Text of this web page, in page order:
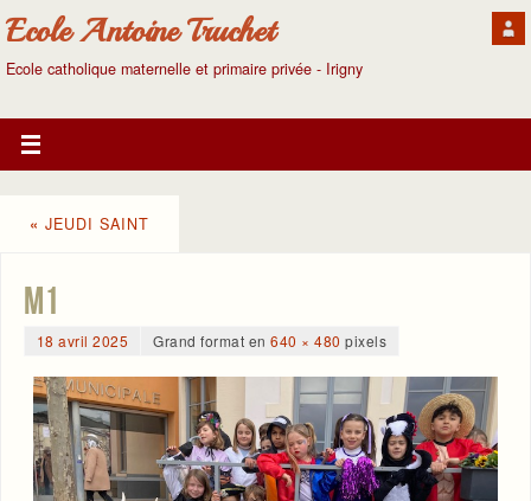
Ecole Antoine Truchet
Ecole catholique maternelle et primaire privée - Irigny
« JEUDI SAINT
m1
18 avril 2025 Grand format en640 × 480 pixels